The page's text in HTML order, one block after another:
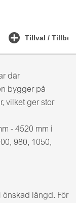
Tillval /
där
bygger på
vilket ger stor
- 4520 mm i
980, 1050,
önskad längd. För